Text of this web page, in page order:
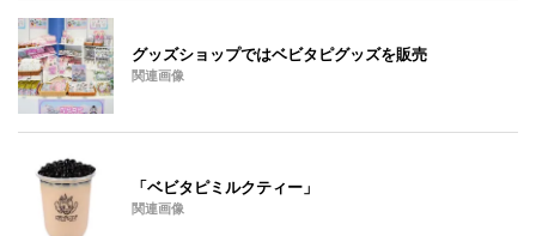
グッズショップではベビタピグッズを販売
関連画像
「ベビタピミルクティー」
関連画像